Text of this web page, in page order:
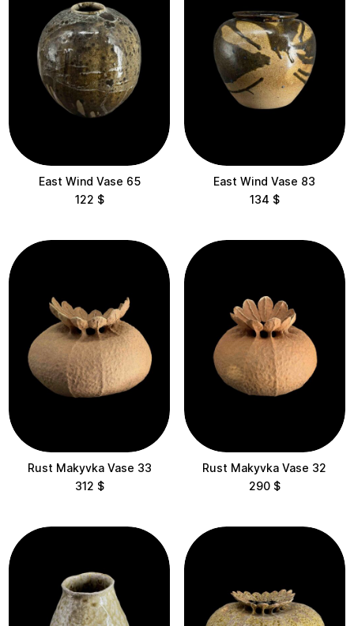
Categories
Все
Скульптури
Collections
Східний Вітер
Флора
Гарбузи
Kora
Маківки
Шишки
Статика
Храми
East Wind Vase 65
122 $
East Wind Vase 83
134 $
Rust Makyvka Vase 33
312 $
Rust Makyvka Vase 32
290 $